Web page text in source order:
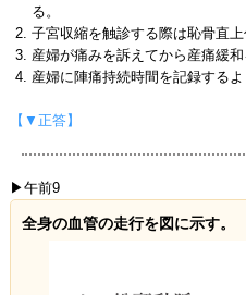
る。
子宮収縮を触診する際は恥骨直上
産婦が痛みを訴えてから産痛緩和
産婦に陣痛持続時間を記録するよ
【▼正答】
▶午前9
全身の血管の走行を図に示す。